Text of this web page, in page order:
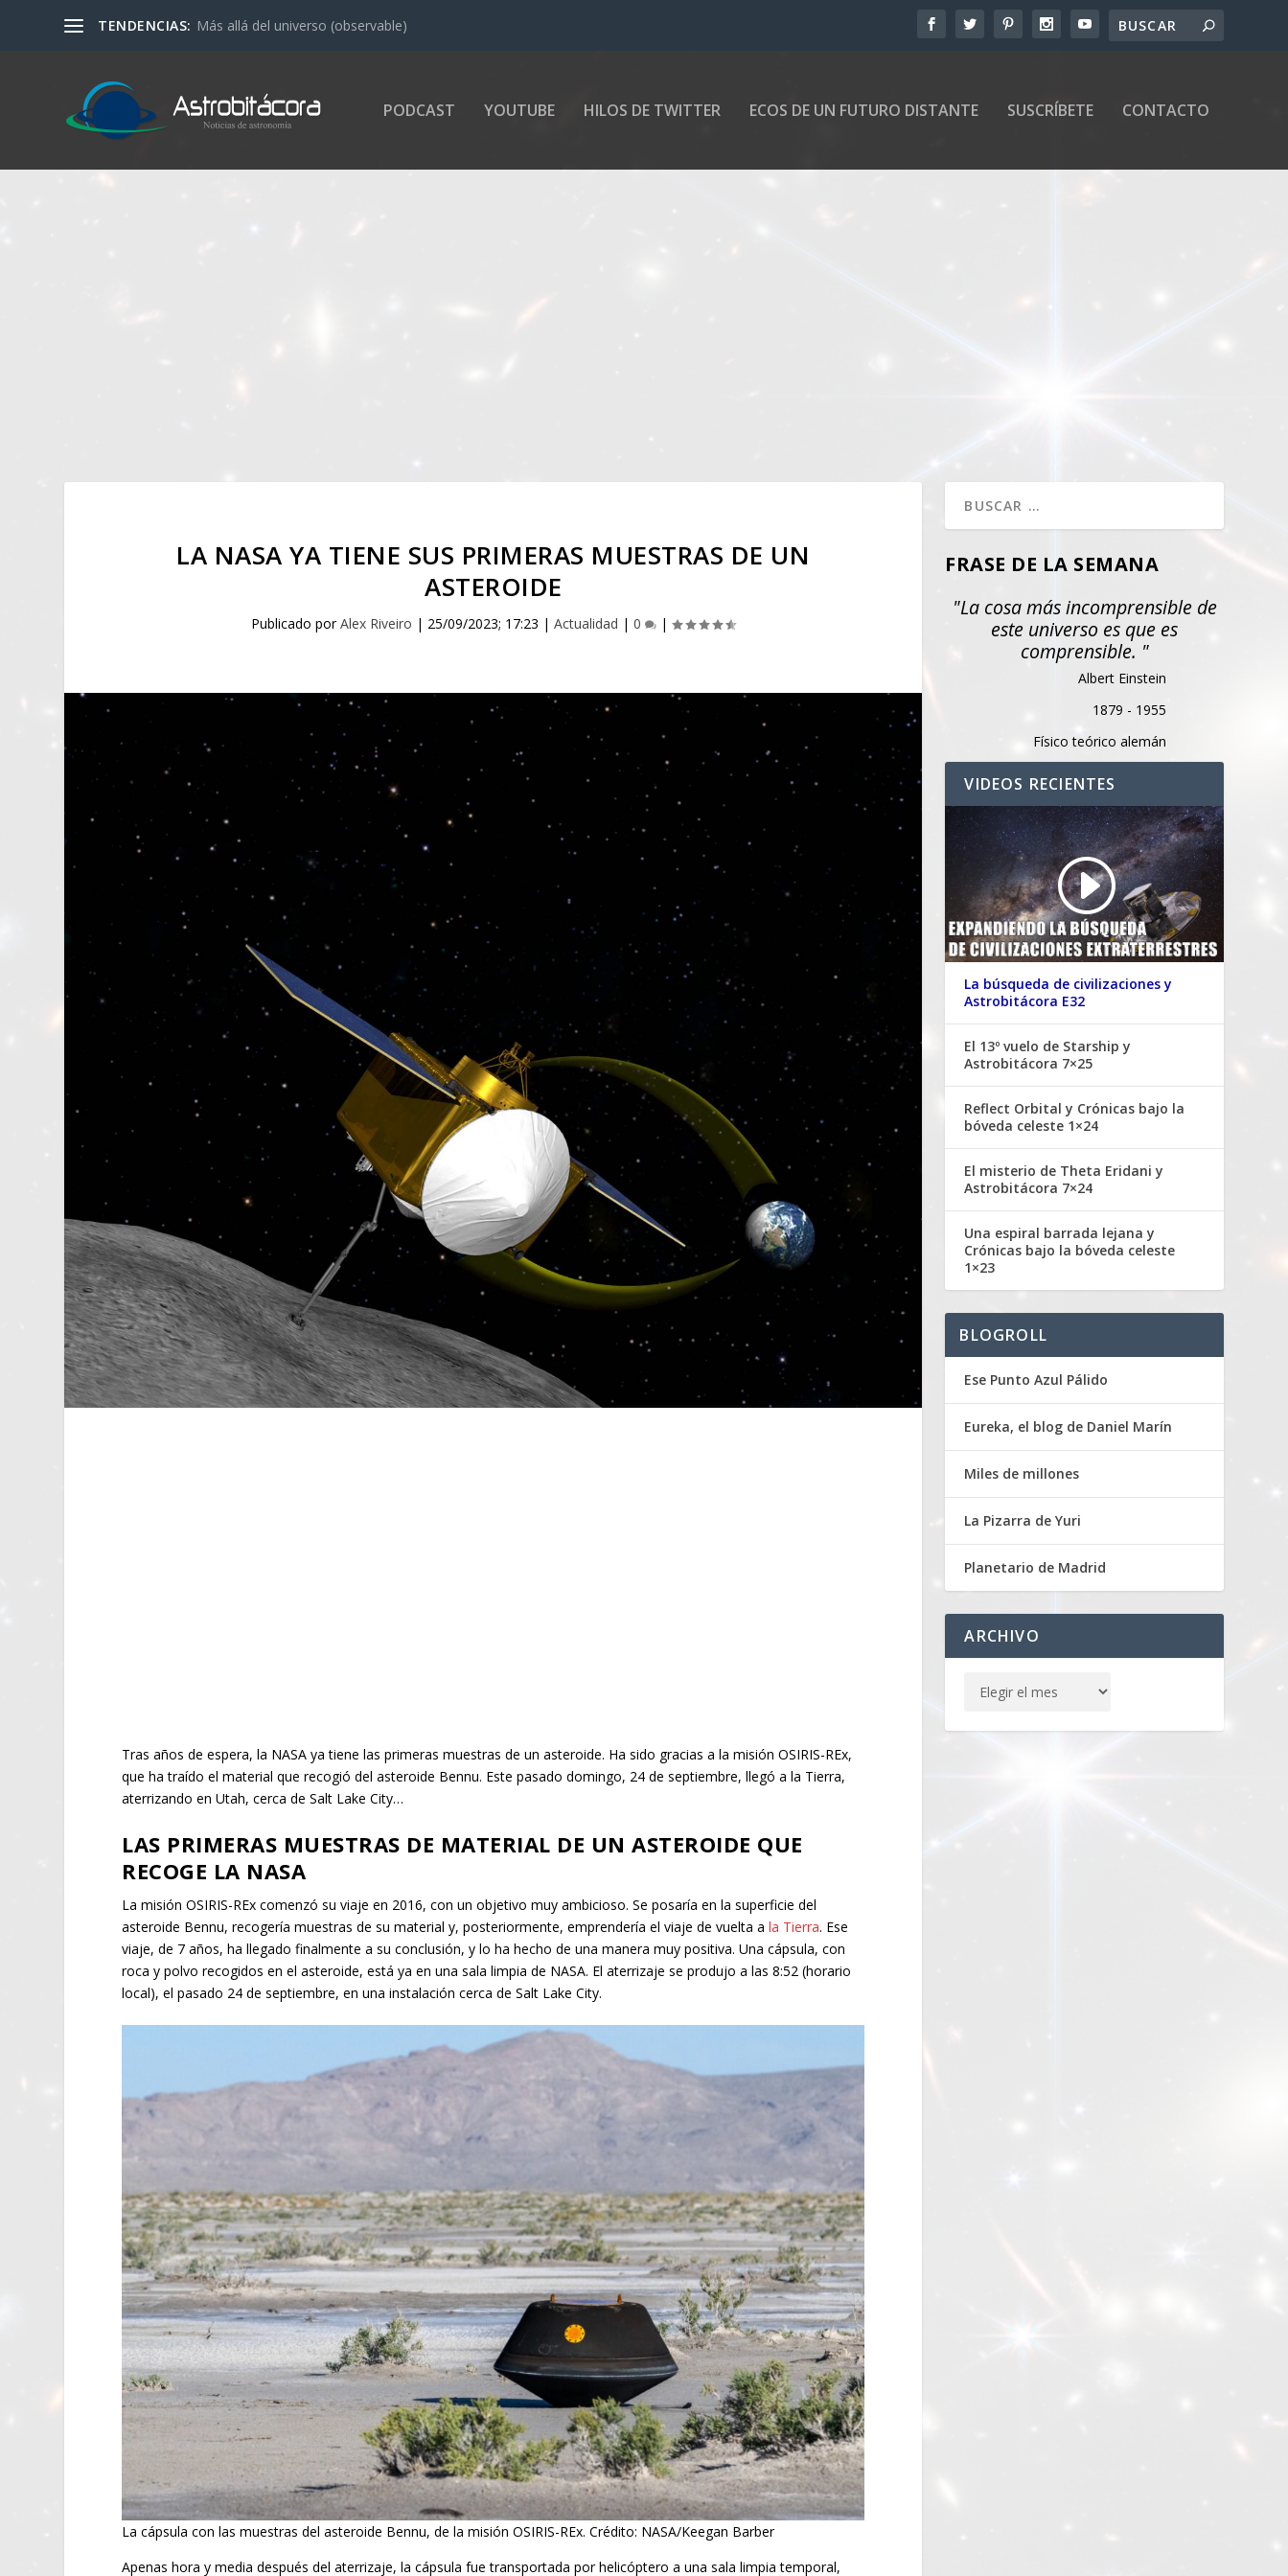
TENDENCIAS: Más allá del universo (observable)
PODCAST YOUTUBE HILOS DE TWITTER ECOS DE UN FUTURO DISTANTE SUSCRÍBETE CONTACTO
LA NASA YA TIENE SUS PRIMERAS MUESTRAS DE UN
ASTEROIDE
Publicado porAlex Riveiro | 25/09/2023; 17:23 |Actualidad |0 |
Tras años de espera, la NASA ya tiene las primeras muestras de un asteroide. Ha sido gracias a la misión OSIRIS-REx,
que ha traído el material que recogió del asteroide Bennu. Este pasado domingo, 24 de septiembre, llegó a la Tierra,
aterrizando en Utah, cerca de Salt Lake City…
LAS PRIMERAS MUESTRAS DE MATERIAL DE UN ASTEROIDE QUE
RECOGE LA NASA
La misión OSIRIS-REx comenzó su viaje en 2016, con un objetivo muy ambicioso. Se posaría en la superficie del
asteroide Bennu, recogería muestras de su material y, posteriormente, emprendería el viaje de vuelta ala Tierra. Ese
viaje, de 7 años, ha llegado finalmente a su conclusión, y lo ha hecho de una manera muy positiva. Una cápsula, con
roca y polvo recogidos en el asteroide, está ya en una sala limpia de NASA. El aterrizaje se produjo a las 8:52 (horario
local), el pasado 24 de septiembre, en una instalación cerca de Salt Lake City.
La cápsula con las muestras del asteroide Bennu, de la misión OSIRIS-REx. Crédito: NASA/Keegan Barber
Apenas hora y media después del aterrizaje, la cápsula fue transportada por helicóptero a una sala limpia temporal,
FRASE DE LA SEMANA
"La cosa más incomprensible de
este universo es que es
comprensible. "
Albert Einstein
1879 - 1955
Físico teórico alemán
VIDEOS RECIENTES
La búsqueda de civilizaciones y
Astrobitácora E32
El 13º vuelo de Starship y
Astrobitácora 7×25
Reflect Orbital y Crónicas bajo la
bóveda celeste 1×24
El misterio de Theta Eridani y
Astrobitácora 7×24
Una espiral barrada lejana y
Crónicas bajo la bóveda celeste
1×23
BLOGROLL
Ese Punto Azul Pálido
Eureka, el blog de Daniel Marín
Miles de millones
La Pizarra de Yuri
Planetario de Madrid
ARCHIVO